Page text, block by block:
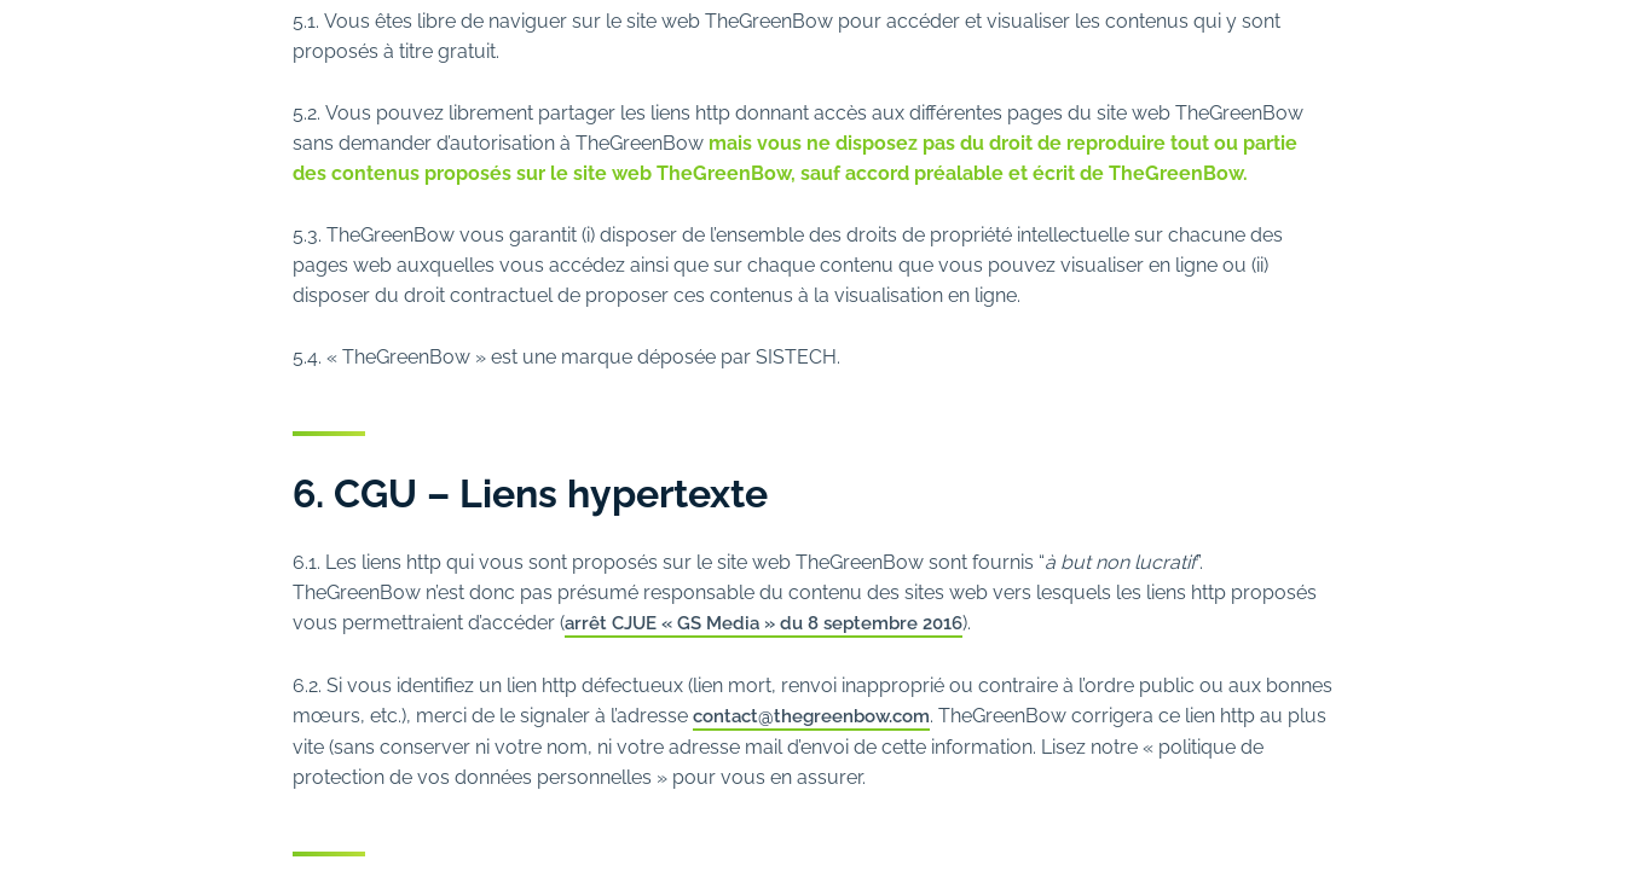
5.1. Vous êtes libre de naviguer sur le site web TheGreenBow pour accéder et visualiser les contenus qui y sont
proposés à titre gratuit.
5.2. Vous pouvez librement partager les liens http donnant accès aux différentes pages du site web TheGreenBow
sans demander d’autorisation à TheGreenBow mais vous ne disposez pas du droit de reproduire tout ou partie
des contenus proposés sur le site web TheGreenBow, sauf accord préalable et écrit de TheGreenBow.
5.3. TheGreenBow vous garantit (i) disposer de l’ensemble des droits de propriété intellectuelle sur chacune des
pages web auxquelles vous accédez ainsi que sur chaque contenu que vous pouvez visualiser en ligne ou (ii)
disposer du droit contractuel de proposer ces contenus à la visualisation en ligne.
5.4. « TheGreenBow » est une marque déposée par SISTECH.
6. CGU – Liens hypertexte
6.1. Les liens http qui vous sont proposés sur le site web TheGreenBow sont fournis “à but non lucratif”.
TheGreenBow n’est donc pas présumé responsable du contenu des sites web vers lesquels les liens http proposés
vous permettraient d’accéder (arrêt CJUE « GS Media » du 8 septembre 2016).
6.2. Si vous identifiez un lien http défectueux (lien mort, renvoi inapproprié ou contraire à l’ordre public ou aux bonnes
mœurs, etc.), merci de le signaler à l’adresse contact@thegreenbow.com. TheGreenBow corrigera ce lien http au plus
vite (sans conserver ni votre nom, ni votre adresse mail d’envoi de cette information. Lisez notre « politique de
protection de vos données personnelles » pour vous en assurer.